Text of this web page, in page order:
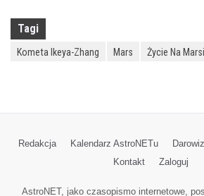
Tagi
Kometa Ikeya-Zhang Mars Życie Na
Redakcja Kalendarz AstroNETu
Kontakt
Zaloguj
AstroNET, jako czasopismo internetowe,